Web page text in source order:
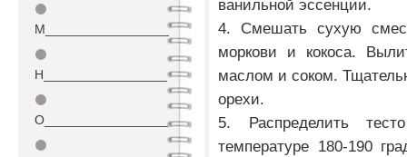
⚫
М_________________
⚫
Н_________________
⚫
О_________________
⚫
ванильной эссенции.
4. Смешать сухую
моркови и кокоса.
маслом и соком.
орехи.
5. Распределить
температуре 180-190